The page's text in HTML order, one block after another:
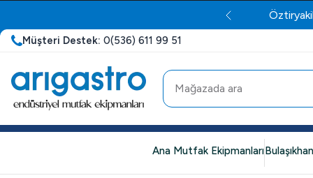
Müşteri Destek: 0(536) 611 99 51
Ana Mutfak Ekipmanları